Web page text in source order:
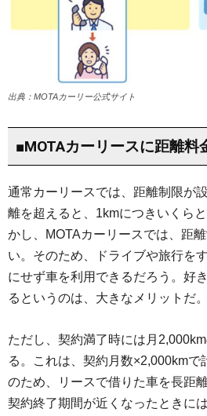
出典：MOTAカーリー公式サイト
■MOTAカーリースに距離料
通常カーリースでは、距離制限が
離を超えると、1kmにつきいくら
かし、MOTAカーリースでは、距
い。そのため、ドライブや旅行を
にせず車を利用できるだろう。好
るというのは、大きなメリットだ。
ただし、契約満了時には月
る。これは、契約月数×2,000kmで
のため、リースで借りた車を長距
契約終了期間が近くなったときに